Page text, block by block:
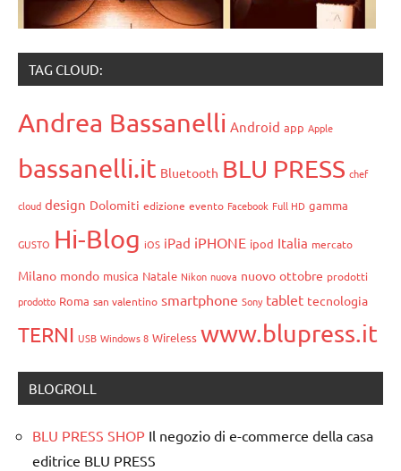
TAG CLOUD:
Andrea Bassanelli Android app Apple
bassanelli.it Bluetooth BLU PRESS chef
cloud design Dolomiti edizione evento Facebook Full HD gamma
GUSTO Hi-Blog iOS iPad iPHONE ipod Italia mercato
Milano mondo musica Natale Nikon nuova nuovo ottobre prodotti
prodotto Roma san valentino smartphone Sony tablet tecnologia
TERNI USB Windows 8 Wireless www.blupress.it
BLOGROLL
BLU PRESS SHOP Il negozio di e-commerce della casa
editrice BLU PRESS